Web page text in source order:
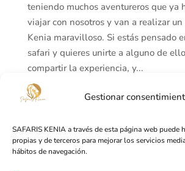
Gestionar
SAFARIS KENIA a través de esta página web puede
propias y de terceros para mejorar los servicios
hábitos de navegación.
teniendo muchos aventureros que ya
viajar con nosotros y van a realizar un
Kenia maravilloso. Si estás pensado
safari y quieres unirte a alguno de
compartir la experiencia, y...
leer más